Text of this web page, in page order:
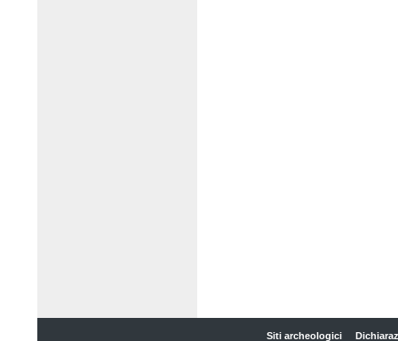
Siti archeologici